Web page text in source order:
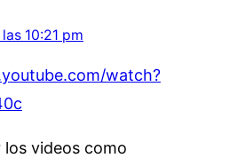
10:21 pm
watch?
los videos como